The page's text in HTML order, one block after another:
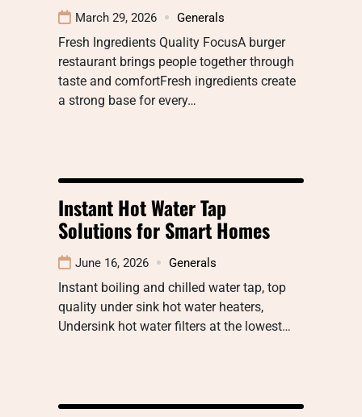
March 29, 2026 Generals
Fresh Ingredients Quality FocusA burger
restaurant brings people together through
taste and comfortFresh ingredients create
a strong base for every…
Instant Hot Water Tap
Solutions for Smart Homes
June 16, 2026 Generals
Instant boiling and chilled water tap, top
quality under sink hot water heaters,
Undersink hot water filters at the lowest…